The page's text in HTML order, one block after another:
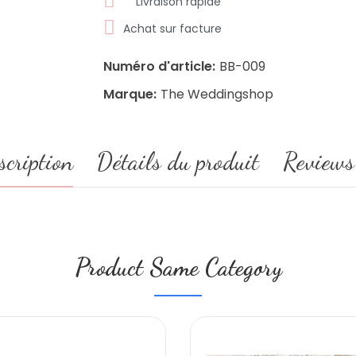
Achat sur facture
Numéro d'article: BB-009
Marque: The Weddingshop
Détails du produit
Product Same Category